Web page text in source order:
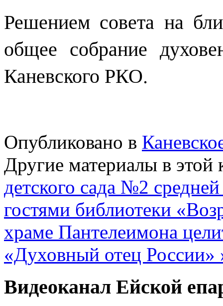
Решением совета на
общее собрание
Каневского РКО.
Опубликовано в
Другие материалы в этой
детского сада №2
гостями библиотеки
храме Пантелеимона
«Духовный отец России»
Видеоканал Ейской